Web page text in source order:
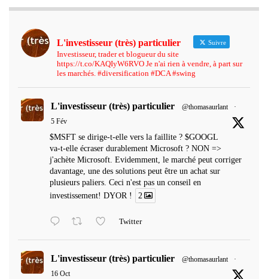
L'investisseur (très) particulier Suivre
Investisseur, trader et blogueur du site
https://t.co/KAQIyW6RVO Je n'ai rien à vendre, à part sur
les marchés. #diversification #DCA #swing
L'investisseur (très) particulier @thomasaurlant
·
5 Fév
$MSFT se dirige-t-elle vers la faillite ? $GOOGL
va-t-elle écraser durablement Microsoft ? NON =>
j'achète Microsoft. Evidemment, le marché peut corriger
davantage, une des solutions peut être un achat sur
plusieurs paliers. Ceci n'est pas un conseil en
investissement! DYOR !
2
Twitter
L'investisseur (très) particulier @thomasaurlant
·
16 Oct